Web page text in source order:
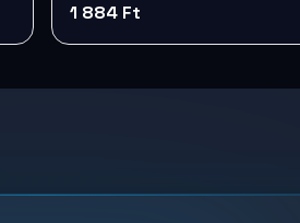
1 884 Ft